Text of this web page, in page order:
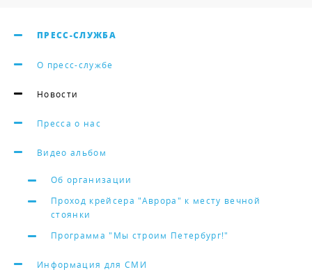
ПРЕСС-СЛУЖБА
О пресс-службе
Новости
Пресса о нас
Видео альбом
Об организации
Проход крейсера "Аврора" к месту вечной
стоянки
Программа "Мы строим Петербург!"
Информация для СМИ